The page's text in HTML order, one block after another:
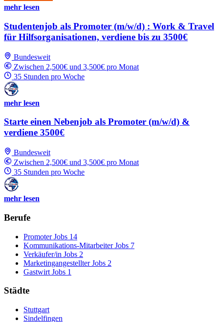
mehr lesen
Studentenjob als Promoter (m/w/d) : Work & Travel
für Hilfsorganisationen, verdiene bis zu 3500€
Bundesweit
Zwischen 2,500€ und 3,500€ pro Monat
35 Stunden pro Woche
mehr lesen
Starte einen Nebenjob als Promoter (m/w/d) &
verdiene 3500€
Bundesweit
Zwischen 2,500€ und 3,500€ pro Monat
35 Stunden pro Woche
mehr lesen
Berufe
Promoter Jobs 14
Kommunikations-Mitarbeiter Jobs 7
Verkäufer/in Jobs 2
Marketingangestellter Jobs 2
Gastwirt Jobs 1
Städte
Stuttgart
Sindelfingen